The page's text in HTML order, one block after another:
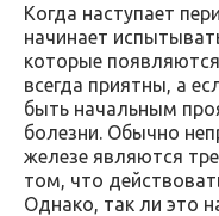
Когда наступает
начинает
которые
всегда приятны, а
быть начальным
болезни. Обычно
железе являются
том, что
Однако, так ли это